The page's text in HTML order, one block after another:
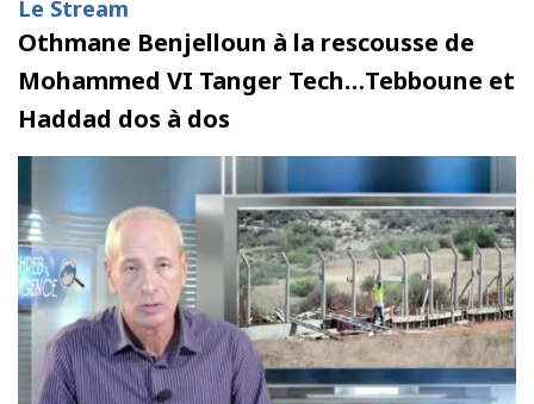
Le Stream
Othmane Benjelloun à la rescousse de
Mohammed VI Tanger Tech…Tebboune et
Haddad dos à dos